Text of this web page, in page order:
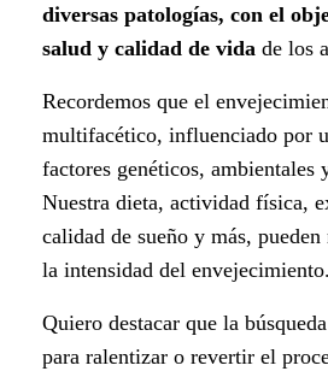
diversas patologías, con el
salud y calidad de vida de los
Recordemos que el
multifacético, influenciado por
factores genéticos, ambientales
Nuestra dieta, actividad física,
calidad de sueño y más,
la intensidad del envejecimiento.
Quiero destacar que la
para ralentizar o revertir el